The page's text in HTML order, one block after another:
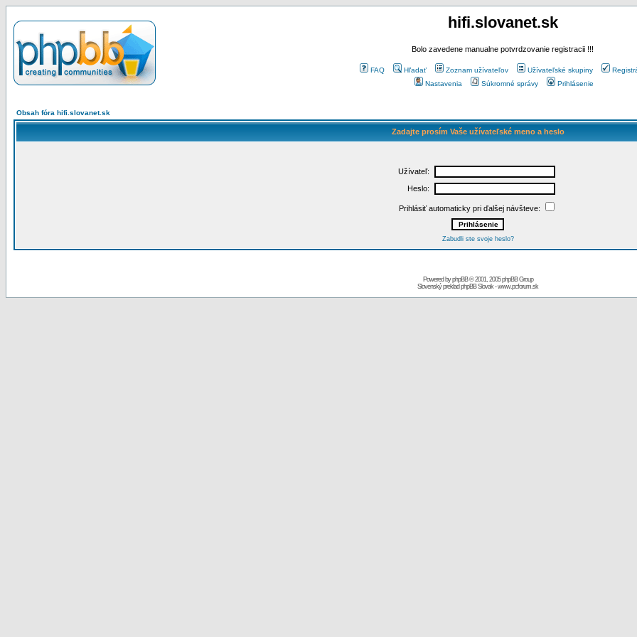
hifi.slovanet.sk
Bolo zavedene manualne potvrdzovanie registracii !!!
FAQ Hľadať Zoznam užívateľov Užívateľské skupiny
Nastavenia
Súkromné správy Prihlásenie
Obsah fóra hifi.slovanet.sk
Zadajte prosím Vaše užívateľské meno a heslo
Užívateľ:
Heslo:
Prihlásiť automaticky pri ďalšej návšteve:
Zabudli ste svoje heslo?
Powered byphpBB© 2001, 2005 phpBB Group
Slovenský preklad phpBB Slovak-www.pcforum.sk